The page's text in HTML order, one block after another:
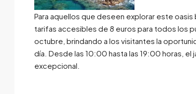
Para aquellos que deseen explorar este
tarifas accesibles de 8 euros para todos los
octubre, brindando a los visitantes la
día. Desde las 10:00 hasta las 19:00 horas, el
excepcional.